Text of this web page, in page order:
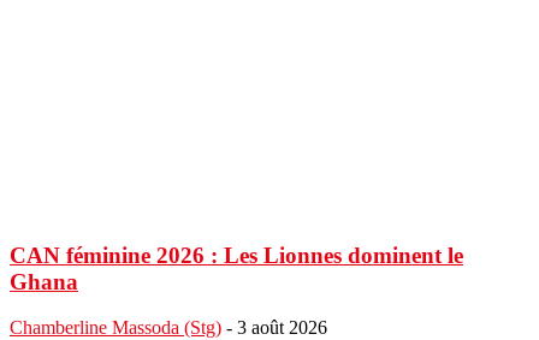
CAN féminine 2026 : Les Lionnes dominent le
Ghana
Chamberline Massoda (Stg) - 3 août 2026